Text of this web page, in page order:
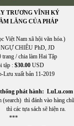
ngữ
ngữ
TRƯƠNG VĨNH KÝ
LĂNG CỦA PHÁP
Việt Nam xã hội văn hóa.)
CHIÊU PhD, JD
trang / chia làm Hai Tập
tập : $30.00USD
Lưu xuất bản 11-2019
phát hành: LuLu.com
(search) thì đánh vào hàng
thì các tựa sách sẽ hiện ra.
***